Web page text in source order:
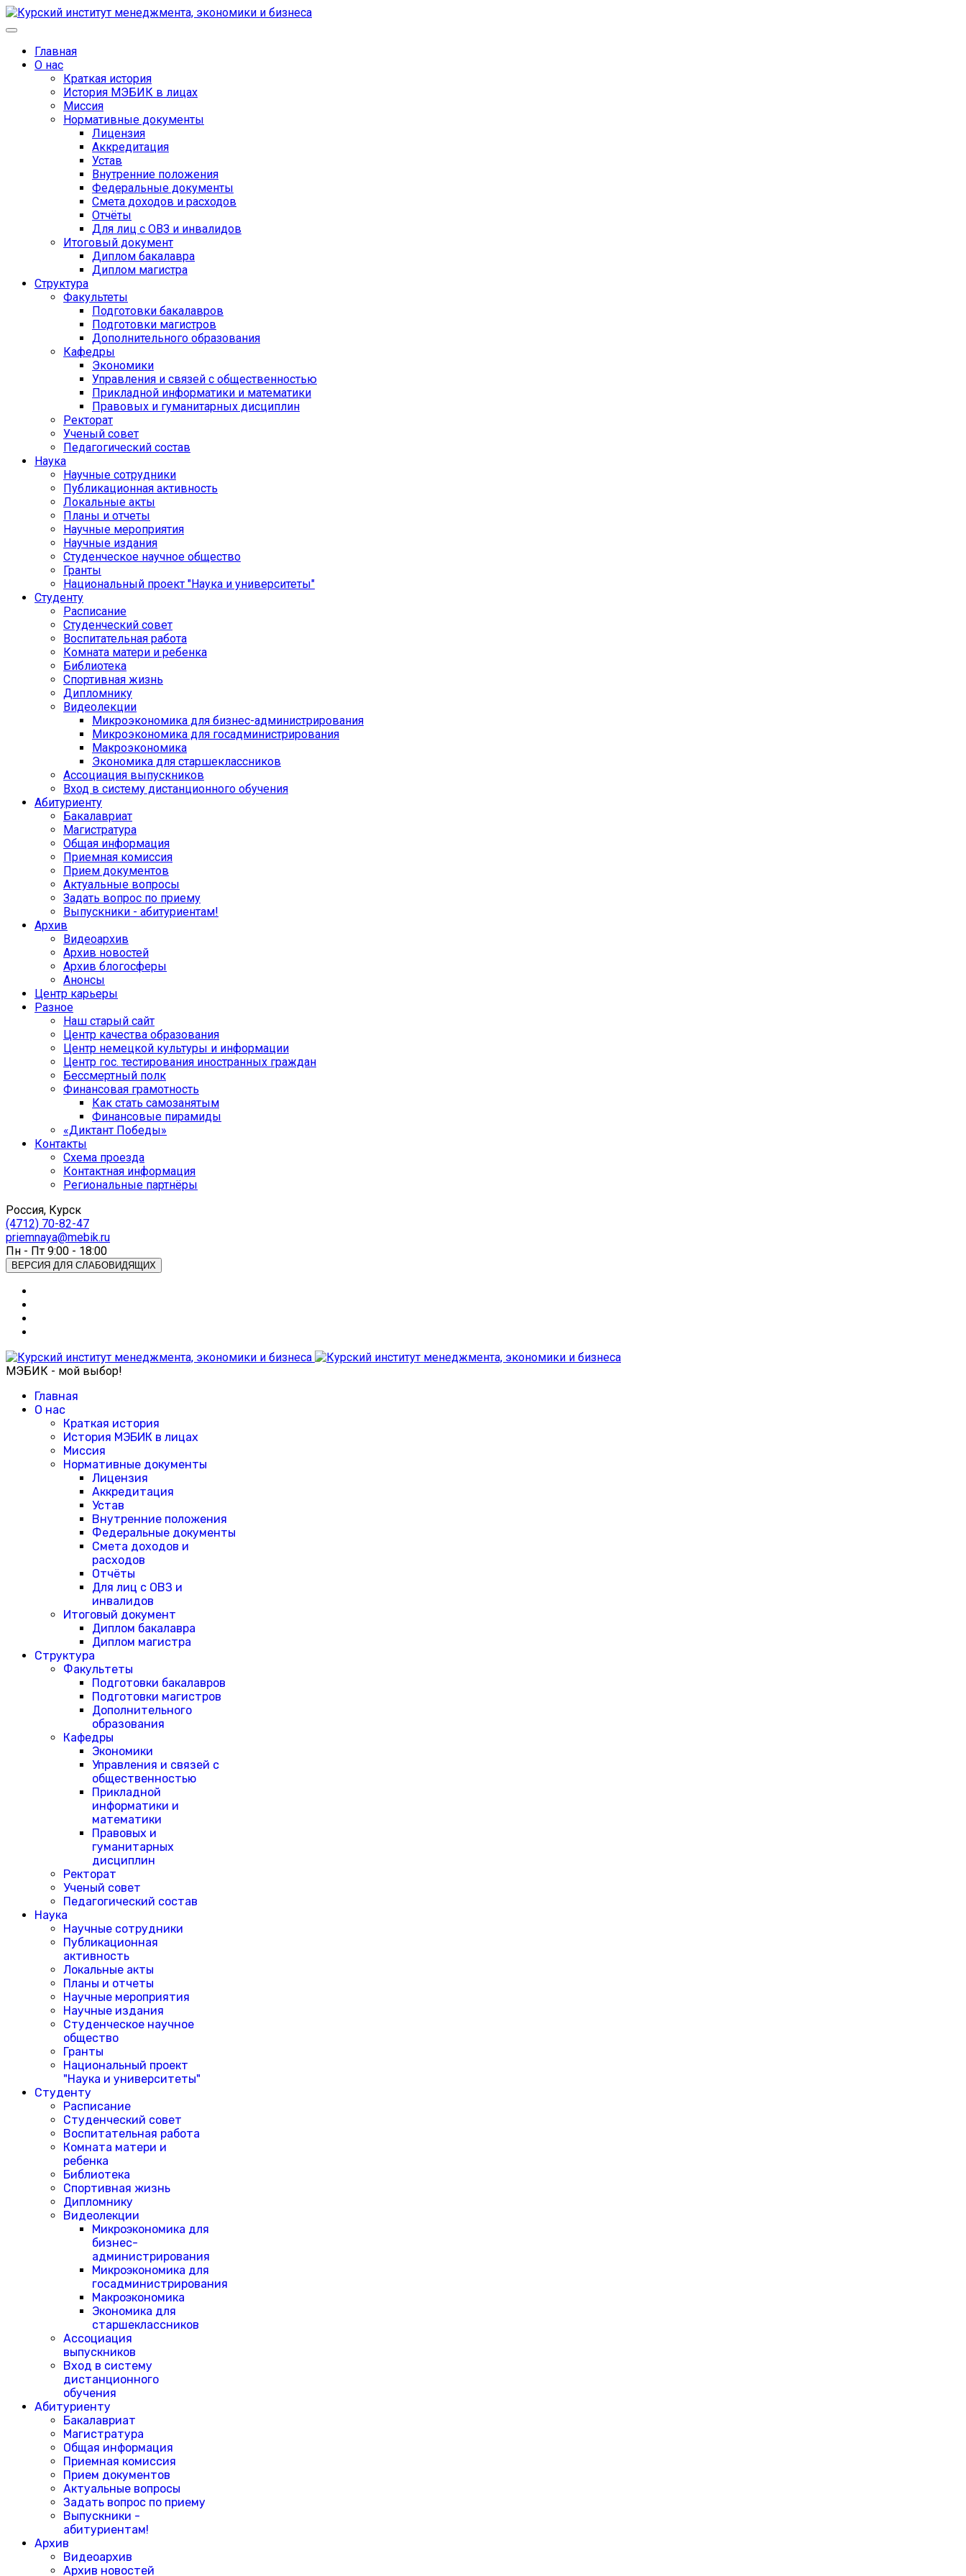
Главная
О нас
Краткая история
История МЭБИК в лицах
Миссия
Нормативные документы
Лицензия
Аккредитация
Устав
Внутренние положения
Федеральные документы
Смета доходов и расходов
Отчёты
Для лиц с ОВЗ и инвалидов
Итоговый документ
Диплом бакалавра
Диплом магистра
Структура
Факультеты
Подготовки бакалавров
Подготовки магистров
Дополнительного образования
Кафедры
Экономики
Управления и связей с общественностью
Прикладной информатики и математики
Правовых и гуманитарных дисциплин
Ректорат
Ученый совет
Педагогический состав
Наука
Научные сотрудники
Публикационная активность
Локальные акты
Планы и отчеты
Научные мероприятия
Научные издания
Студенческое научное общество
Гранты
Национальный проект "Наука и университеты"
Студенту
Расписание
Студенческий совет
Воспитательная работа
Комната матери и ребенка
Библиотека
Спортивная жизнь
Дипломнику
Видеолекции
Микроэкономика для бизнес-администрирования
Микроэкономика для госадминистрирования
Макроэкономика
Экономика для старшеклассников
Ассоциация выпускников
Вход в систему дистанционного обучения
Абитуриенту
Бакалавриат
Магистратура
Общая информация
Приемная комиссия
Прием документов
Актуальные вопросы
Задать вопрос по приему
Выпускники - абитуриентам!
Архив
Видеоархив
Архив новостей
Архив блогосферы
Анонсы
Центр карьеры
Разное
Наш старый сайт
Центр качества образования
Центр немецкой культуры и информации
Центр гос. тестирования иностранных граждан
Бессмертный полк
Финансовая грамотность
Как стать самозанятым
Финансовые пирамиды
«Диктант Победы»
Контакты
Схема проезда
Контактная информация
Региональные партнёры
Россия, Курск
(4712) 70-82-47
priemnaya@mebik.ru
Пн - Пт 9:00 - 18:00
ВЕРСИЯ ДЛЯ СЛАБОВИДЯЩИХ
МЭБИК - мой выбор!
Главная
О нас
Краткая история
История МЭБИК в лицах
Миссия
Нормативные документы
Лицензия
Аккредитация
Устав
Внутренние положения
Федеральные документы
Смета доходов и
расходов
Отчёты
Для лиц с ОВЗ и
инвалидов
Итоговый документ
Диплом бакалавра
Диплом магистра
Структура
Факультеты
Подготовки бакалавров
Подготовки магистров
Дополнительного
образования
Кафедры
Экономики
Управления и связей с
общественностью
Прикладной
информатики и
математики
Правовых и
гуманитарных
дисциплин
Ректорат
Ученый совет
Педагогический состав
Наука
Научные сотрудники
Публикационная
активность
Локальные акты
Планы и отчеты
Научные мероприятия
Научные издания
Студенческое научное
общество
Гранты
Национальный проект
"Наука и университеты"
Студенту
Расписание
Студенческий совет
Воспитательная работа
Комната матери и
ребенка
Библиотека
Спортивная жизнь
Дипломнику
Видеолекции
Микроэкономика для
бизнес-
администрирования
Микроэкономика для
госадминистрирования
Макроэкономика
Экономика для
старшеклассников
Ассоциация
выпускников
Вход в систему
дистанционного
обучения
Абитуриенту
Бакалавриат
Магистратура
Общая информация
Приемная комиссия
Прием документов
Актуальные вопросы
Задать вопрос по приему
Выпускники -
абитуриентам!
Архив
Видеоархив
Архив новостей